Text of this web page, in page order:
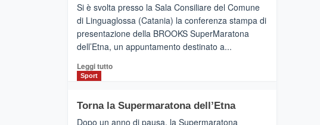
Al
via
i
collegamenti
Si è svolta presso la Sala Consiliare del Comune
di Linguaglossa (Catania) la conferenza stampa di
presentazione della BROOKS SuperMaratona
dell’Etna, un appuntamento destinato a...
Leggi tuttoLeggi
BROOKS
SuperMaratona
Sport
Torna la Supermaratona dell’Etna
Dopo un anno di pausa, la Supermaratona